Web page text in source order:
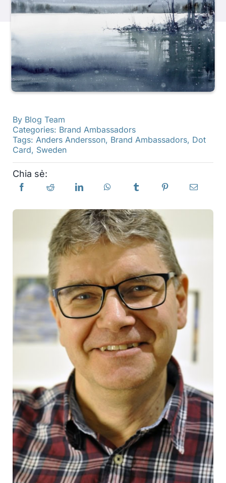
Sự kiện
Blog
Tài nguyên
Liên hệ với chúng tôi
By Blog Team
Categories: Brand Ambassadors
Tags: Anders Andersson, Brand Ambassadors, Dot
Card, Sweden
Chia sẻ: